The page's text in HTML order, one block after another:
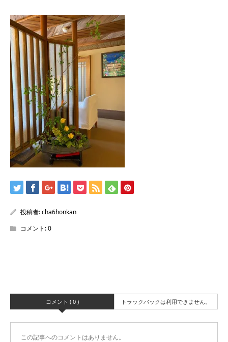
/home/sentakuya/charoku.jp/public_html/wp-
content/themes/kadan_tcd056/single.php
Warning: Attempt to read property "name" on null in
/home/sentakuya/charoku.jp/public_html/wp-
content/themes/kadan_tcd056/single.php
投稿者:cha6honkan
コメント:0
コメント ( 0 ) トラックバックは利用できません。
この記事へのコメントはありません。